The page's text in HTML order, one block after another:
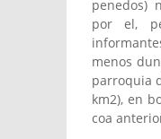
penedos)
por el,
menos
parroquia
km2), en
coa